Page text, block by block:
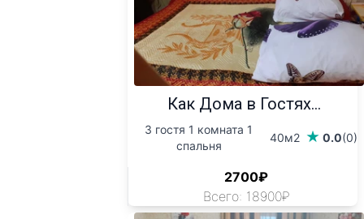
Как Дома в Гостях...
3 гостя 1 комната 1
спальня
40м2 0.0(0)
2700₽
Всего: 18900₽